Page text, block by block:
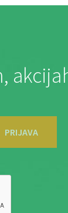
PRIJAVA